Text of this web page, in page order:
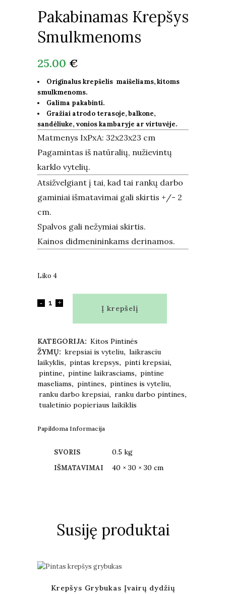
Pakabinamas Krepšys
Smulkmenoms
25.00 €
Originalus krepšelis maišeliams, kitoms
smulkmenoms.
Galima pakabinti.
Gražiai atrodo terasoje, balkone,
sandėliuke, vonios kambaryje ar virtuvėje.
Matmenys IxPxA: 32x23x23 cm
Pagamintas iš natūralių, nužievintų
karklo vytelių.
Atsižvelgiant į tai, kad tai rankų darbo
gaminiai išmatavimai gali skirtis +/- 2
cm.
Spalvos gali nežymiai skirtis.
Kainos didmenininkams derinamos.
Liko 4
Į krepšelį
KATEGORIJA: Kitos Pintinės
ŽYMŲ: krepsiai is vyteliu, laikrasciu
laikyklis, pintas krepsys, pinti krepsiai,
pintine, pintine laikrasciams, pintine
maseliams, pintines, pintines is vyteliu,
ranku darbo krepsiai, ranku darbo pintines,
tualetinio popieriaus laikiklis
Papildoma Informacija
SVORIS 0.5 kg
IŠMATAVIMAI 40 × 30 × 30 cm
Susiję produktai
Krepšys Grybukas Įvairų dydžių